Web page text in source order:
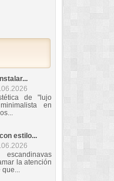
de "lujo
en
estilo...
la atención
que...